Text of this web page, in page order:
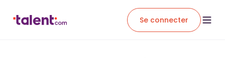
Se connecter